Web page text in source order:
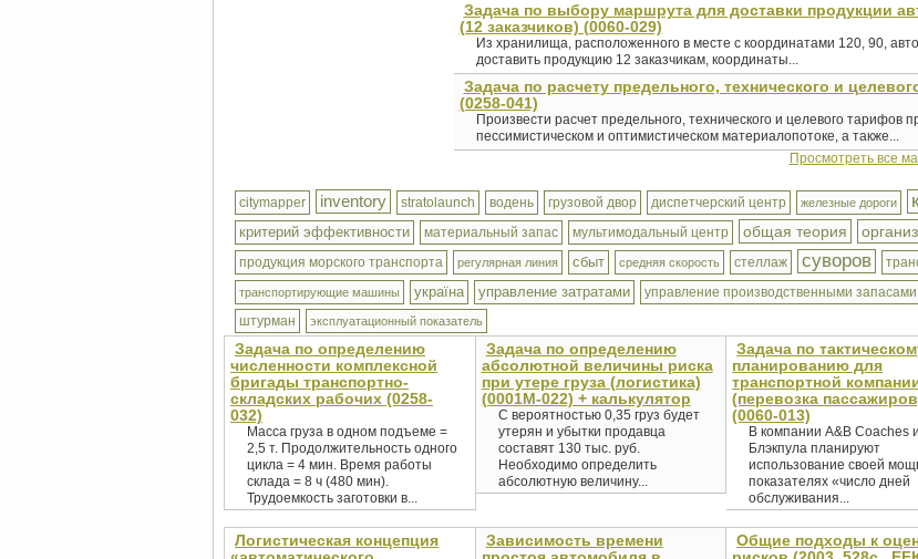
Задача по выбору маршрута для доставки продукции
(12 заказчиков) (0060-029)
Из хранилища, расположенного в месте с координатами 120, 90,
доставить продукцию 12 заказчикам, координаты...
Задача по расчету предельного, технического и
(0258-041)
Произвести расчет предельного, технического и целевого тарифов
пессимистическом и оптимистическом материалопотоке, а также...
Просмотреть все
citymapper inventory stratolaunch водень грузовой двор диспетчерский центр железные дороги
критерий эффективности материальный запас мультимодальный центр общая теория
продукция морского транспорта регулярная линия сбыт средняя скорость стеллаж суворов
транспортирующие машины україна управление затратами управление производственными запасами
штурман
эксплуатационный показатель
Задача по определению
численности комплексной
бригады транспортно-
складских рабочих (0258-
032)
Масса груза в одном подъеме =
2,5 т. Продолжительность одного
цикла = 4 мин. Время работы
склада = 8 ч (480 мин).
Трудоемкость заготовки в...
Задача по определению
абсолютной величины риска
при утере груза (логистика)
(0001M-022) + калькулятор
С вероятностью 0,35 груз будет
утерян и убытки продавца
составят 130 тыс. руб.
Необходимо определить
абсолютную величину...
Задача по
планированию для
транспортной
(перевозка
(0060-013)
В компании А&В Coaches
Блэкпула планируют
использование своей
показателях «число дней
обслуживания...
Логистическая концепция
Зависимость времени
Общие подходы к